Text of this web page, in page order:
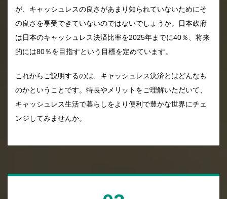
が、キャッシュレスの良さがあまり知られていないためにそ
の良さを享受できていないのではないでしょうか。日本政府
は日本のキャッシュレス決済比率を2025年までに40％、将来
的には80％を目指すという目標を定めています。
これからご説明するのは、キャッシュレス決済とはどんなも
のかということです。特長やメリットをご理解いただいて、
キャッシュレス生活で暮らしをより便利で豊かな世界にチェ
ンジしてみませんか。